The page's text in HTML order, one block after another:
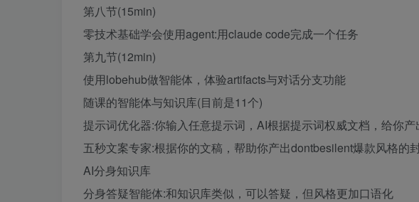
第八节(15min)
零技术基础学会使用agent:用claude code完成一个任务
第九节(12min)
使用lobehub做智能体，体验artifacts与对话分支功能
随课的智能体与知识库(目前是11个)
提示词优化器:你输入任意提示词，AI根据提示词权威文档，给你
五秒文案专家:根据你的文稿，帮助你产出dontbesilent爆款风格的
AI分身知识库
分身答疑智能体:和知识库类似，可以答疑，但风格更加口语化